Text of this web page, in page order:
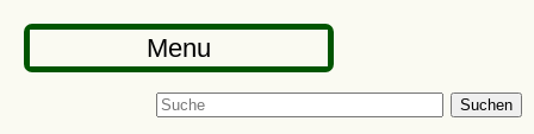
Menu
Suchen